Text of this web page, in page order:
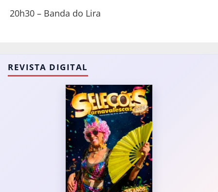
20h30 – Banda do Lira
REVISTA DIGITAL